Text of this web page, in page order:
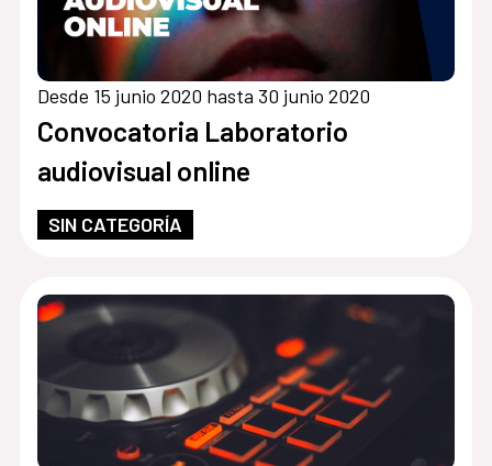
Desde 15 junio 2020 hasta 30 junio 2020
Convocatoria Laboratorio
audiovisual online
SIN CATEGORÍA